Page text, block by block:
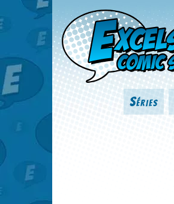
Séries